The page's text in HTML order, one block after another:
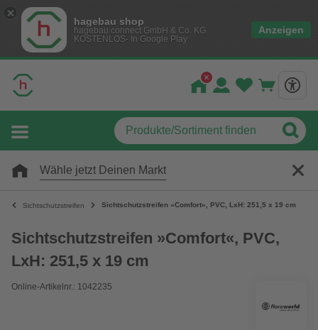
hagebau shop
hagebau connect GmbH & Co. KG
KOSTENLOS- In Google Play
Anzeigen
Wähle jetzt Deinen Markt
Sichtschutzstreifen Sichtschutzstreifen »Comfort«, PVC, LxH: 251,5 x 19 cm
Sichtschutzstreifen »Comfort«, PVC,
LxH: 251,5 x 19 cm
Online-Artikelnr.: 1042235